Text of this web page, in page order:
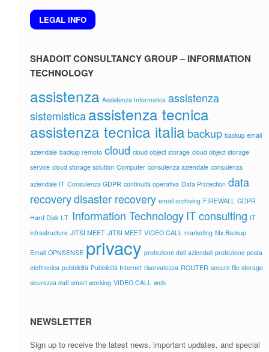
LEGAL INFO
SHADOIT CONSULTANCY GROUP – INFORMATION
TECHNOLOGY
assistenza Assistenza Informatica assistenza
sistemisticaassistenza tecnica
assistenza tecnica italia backup backup email
aziendale backup remoto cloud cloud object storage cloud object storage
service cloud storage solution Computer consulenza aziendale consulenza
aziendale IT Consulenza GDPR continuità operativa Data Protection data
recoverydisaster recovery email archiving FIREWALL GDPR
Hard Disk I.T. Information TechnologyIT consulting IT
infrastructure JITSI MEET JITSI MEET VIDEO CALL marketing Mx Backup
Email OPNSENSE privacy protezione dati aziendali protezione posta
elettronica pubblicità Pubblicità Internet riservatezza ROUTER secure file storage
sicurezza dati smart working VIDEO CALL web
NEWSLETTER
Sign up to receive the latest news, important updates, and special